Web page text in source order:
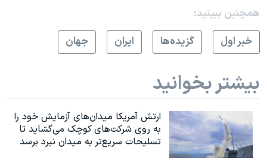
همچنبن ببینید:
خبر اول
گزيده‌ها ايران جهان
بیشتر بخوانید
ارتش آمریکا میدان‌های آزمایش خود را
به روی شرکت‌های کوچک می‌گشاید تا
تسلیحات سریع‌تر به میدان نبرد برسد